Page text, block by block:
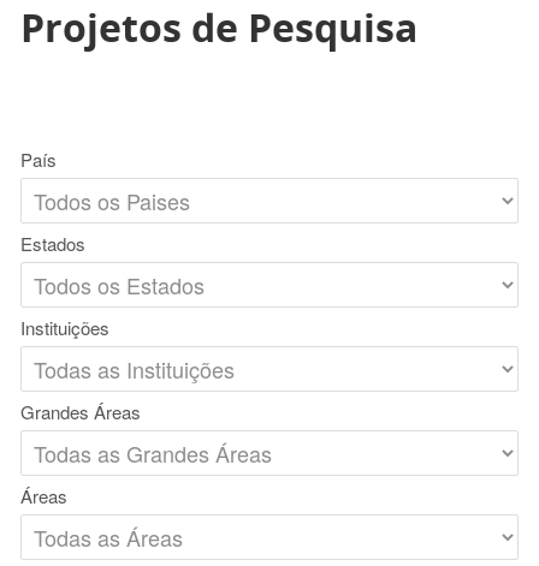
Projetos de Pesquisa
País
Estados
Instituições
Grandes Áreas
Áreas